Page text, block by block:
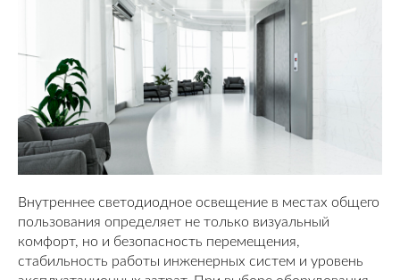
Внутреннее светодиодное освещение в местах общего
пользования определяет не только визуальный
комфорт, но и безопасность перемещения,
стабильность работы инженерных систем и уровень